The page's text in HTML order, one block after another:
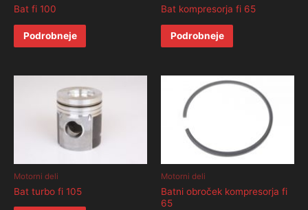
Bat fi 100
Podrobneje
Bat kompresorja fi 65
Podrobneje
Motorni deli
Bat turbo fi 105
Motorni deli
Batni obroček kompresorja fi
65